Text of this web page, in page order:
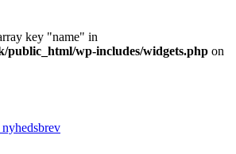
key "name" in
public_html/wp-includes/widgets.php on